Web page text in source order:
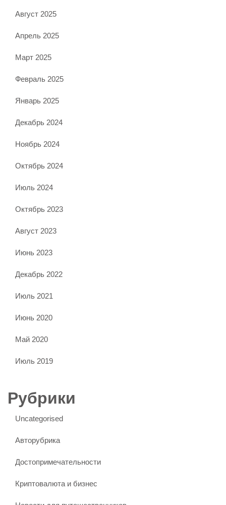
Август 2025
Апрель 2025
Март 2025
Февраль 2025
Январь 2025
Декабрь 2024
Ноябрь 2024
Октябрь 2024
Июль 2024
Октябрь 2023
Август 2023
Июнь 2023
Декабрь 2022
Июль 2021
Июнь 2020
Май 2020
Июль 2019
Рубрики
Uncategorised
Авторубрика
Достопримечательности
Криптовалюта и бизнес